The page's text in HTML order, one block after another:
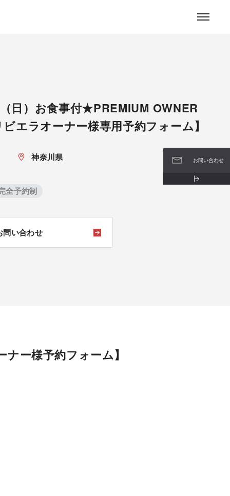
日）お食事付★PREMIUM OWNER
エラオーナー様専用予約フォーム】
神奈川県
全予約制
問い合わせ
ー様予約フォーム】
お問い合わせ